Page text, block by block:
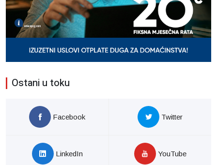
Ostani u toku
Facebook Twitter
LinkedIn YouTube